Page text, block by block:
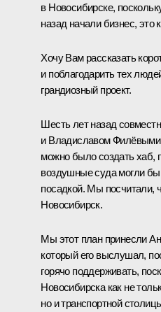
в Новосибирске,
назад начали бизнес, это
Хочу Вам рассказать
и поблагодарить тех
грандиозный проект.
Шесть лет назад
и Владиславом Филёвыми
можно было создать хаб,
воздушные суда могли
посадкой. Мы посчитали,
Новосибирск.
Мы этот план принесли
который его выслушал,
горячо поддерживать,
Новосибирска как не
но и транспортной